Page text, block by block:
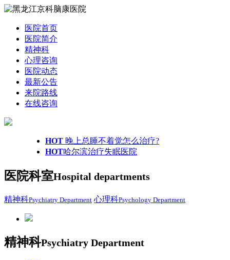
医院首页
医院简介
精神科
心理咨询
医院动态
最新公告
来院路线
在线咨询
HOT 晚上总睡不着觉怎么治疗?
HOT哈尔滨治疗失眠医院
医院科室Hospital departments
精神科Psychiatry Department 心理科Psychology Department
精神科Psychiatry Department